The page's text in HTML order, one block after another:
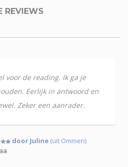
REVIEWS
voor de reading. Ik ga je
Eerlijk in antwoord en
Zeker een aanrader.
door Juline (uit Ommen)